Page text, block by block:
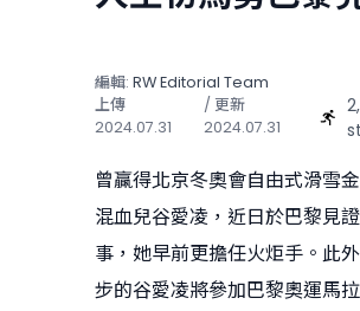
編輯: RW Editorial Team
上傳
2024.07.31
/ 更新
2024.07.31
曾贏得北京冬奧會自由式滑雪
混血兒谷愛凌，近日於巴黎見
事，她早前更擔任火炬手。此
步的谷愛凌將參加巴黎奧運馬